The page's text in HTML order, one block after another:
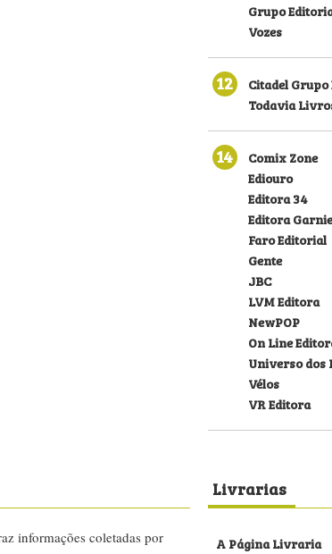
Grupo
Vozes
12
Citadel
Todavia
14
Comix Zone
Ediouro
Editora 34
Editora
Faro Editorial
Gente
JBC
LVM Editora
NewPOP
On Line
Universo dos
Vélos
VR Editora
informações coletadas por
Livrarias
A Página Livraria